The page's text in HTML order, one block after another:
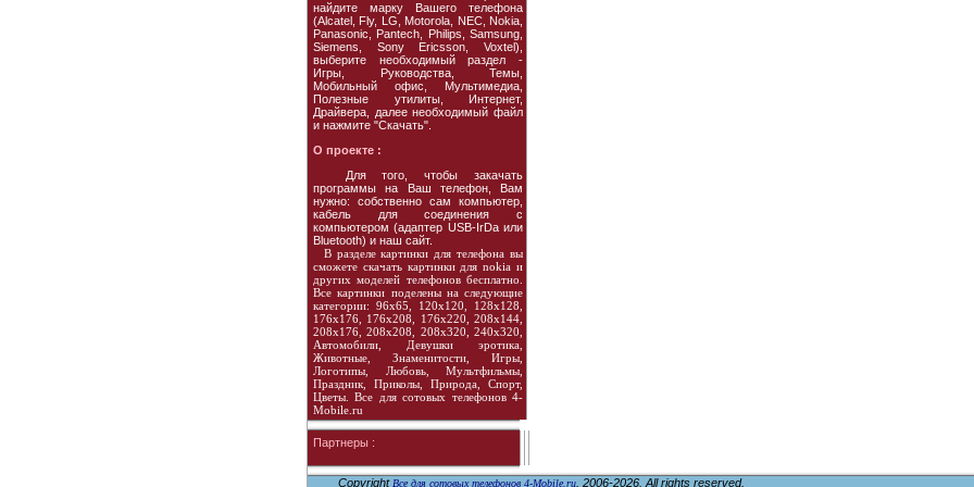
найдите марку Вашего телефона
(Alcatel, Fly, LG, Motorola, NEC, Nokia,
Panasonic, Pantech, Philips, Samsung,
Siemens, Sony Ericsson, Voxtel),
выберите необходимый раздел -
Игры, Руководства, Темы,
Мобильный офис, Мультимедиа,
Полезные утилиты, Интернет,
Драйвера, далее необходимый файл
и нажмите "Скачать".
О проекте :
Для того, чтобы закачать
программы на Ваш телефон, Вам
нужно: собственно сам компьютер,
кабель для соединения с
компьютером (адаптер USB-IrDa или
Bluetooth) и наш сайт.
В разделе картинки для телефона вы
сможете скачать картинки для nokia и
других моделей телефонов бесплатно.
Все картинки поделены на следующие
категории: 96х65, 120х120, 128х128,
176х176, 176х208, 176х220, 208х144,
208х176, 208х208, 208х320, 240х320,
Автомобили, Девушки эротика,
Животные, Знаменитости, Игры,
Логотипы, Любовь, Мультфильмы,
Праздник, Приколы, Природа, Спорт,
Цветы. Все для сотовых телефонов 4-
Mobile.ru
Партнеры :
Copyright Все для сотовых телефонов 4-Mobile.ru, 2006-2026. All rights reserved.